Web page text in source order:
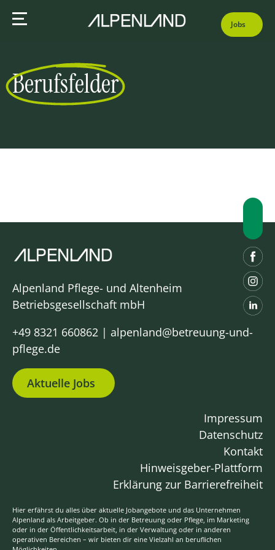
Jobs
Berufsfelder
Alpenland Pflege- und Altenheim
Betriebsgesellschaft mbH
+49 8321 660862 | alpenland@betreuung-und-
pflege.de
Aktuelle Jobs
Impressum
Datenschutz
Kontakt
Hinweisgeber-Plattform
Erklärung zur Barrierefreiheit
Hier erfährst du alles über aktuelle Jobangebote und das Unternehmen
Alpenland als Arbeitgeber. Ob in der Betreuung oder Pflege, im Marketing
oder in der Öffentlichkeitsarbeit, in der Verwaltung oder in anderen
operativen Bereichen – wir bieten dir eine Vielzahl an beruflichen